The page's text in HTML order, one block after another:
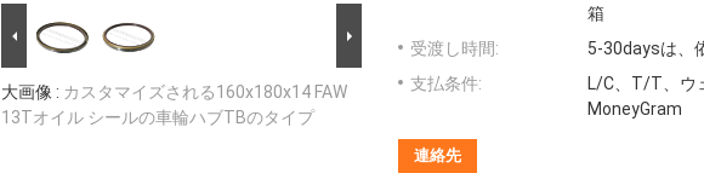
大画像 : カスタマイズされる160x180x14 FAW
13Tオイル シールの車輪ハブTBのタイプ
箱
受渡し時間:
5-30daysは、
支払条件:
L/C、T/T、ウ
MoneyGram
連絡先